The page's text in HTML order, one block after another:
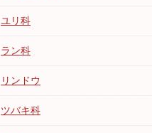
ユリ科
ラン科
リンドウ
ツバキ科